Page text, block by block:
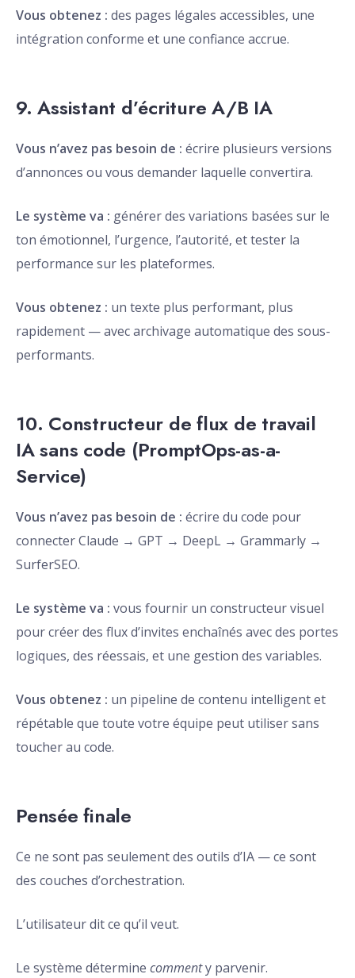
Vous obtenez : des pages légales accessibles, une
intégration conforme et une confiance accrue.
9. Assistant d’écriture A/B IA
Vous n’avez pas besoin de : écrire plusieurs versions
d’annonces ou vous demander laquelle convertira.
Le système va : générer des variations basées sur le
ton émotionnel, l’urgence, l’autorité, et tester la
performance sur les plateformes.
Vous obtenez : un texte plus performant, plus
rapidement — avec archivage automatique des sous-
performants.
10. Constructeur de flux de travail
IA sans code (PromptOps-as-a-
Service)
Vous n’avez pas besoin de : écrire du code pour
connecter Claude → GPT → DeepL → Grammarly →
SurferSEO.
Le système va : vous fournir un constructeur visuel
pour créer des flux d’invites enchaînés avec des portes
logiques, des réessais, et une gestion des variables.
Vous obtenez : un pipeline de contenu intelligent et
répétable que toute votre équipe peut utiliser sans
toucher au code.
Pensée finale
Ce ne sont pas seulement des outils d’IA — ce sont
des couches d’orchestration.
L’utilisateur dit ce qu’il veut.
Le système détermine commenty parvenir.